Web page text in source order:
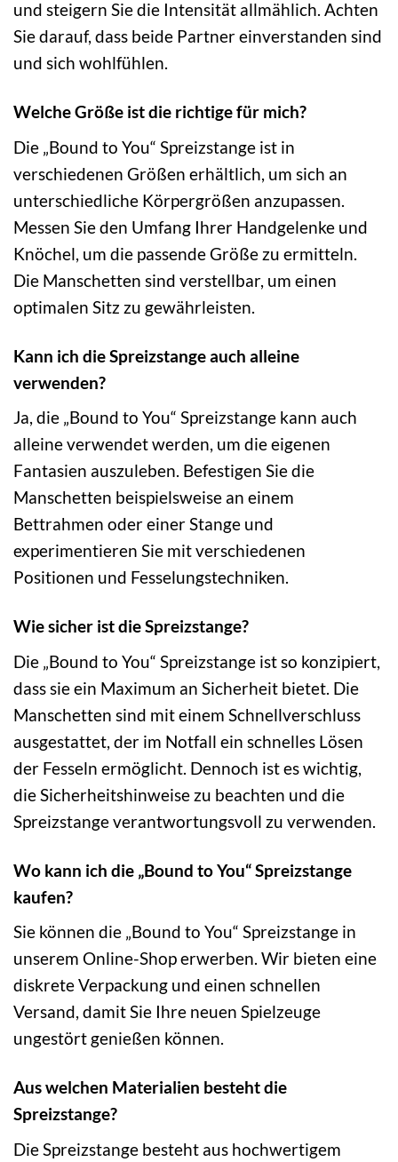
und steigern Sie die Intensität allmählich. Achten
Sie darauf, dass beide Partner einverstanden sind
und sich wohlfühlen.
Welche Größe ist die richtige für mich?
Die „Bound to You“ Spreizstange ist in
verschiedenen Größen erhältlich, um sich an
unterschiedliche Körpergrößen anzupassen.
Messen Sie den Umfang Ihrer Handgelenke und
Knöchel, um die passende Größe zu ermitteln.
Die Manschetten sind verstellbar, um einen
optimalen Sitz zu gewährleisten.
Kann ich die Spreizstange auch alleine
verwenden?
Ja, die „Bound to You“ Spreizstange kann auch
alleine verwendet werden, um die eigenen
Fantasien auszuleben. Befestigen Sie die
Manschetten beispielsweise an einem
Bettrahmen oder einer Stange und
experimentieren Sie mit verschiedenen
Positionen und Fesselungstechniken.
Wie sicher ist die Spreizstange?
Die „Bound to You“ Spreizstange ist so konzipiert,
dass sie ein Maximum an Sicherheit bietet. Die
Manschetten sind mit einem Schnellverschluss
ausgestattet, der im Notfall ein schnelles Lösen
der Fesseln ermöglicht. Dennoch ist es wichtig,
die Sicherheitshinweise zu beachten und die
Spreizstange verantwortungsvoll zu verwenden.
Wo kann ich die „Bound to You“ Spreizstange
kaufen?
Sie können die „Bound to You“ Spreizstange in
unserem Online-Shop erwerben. Wir bieten eine
diskrete Verpackung und einen schnellen
Versand, damit Sie Ihre neuen Spielzeuge
ungestört genießen können.
Aus welchen Materialien besteht die
Spreizstange?
Die Spreizstange besteht aus hochwertigem